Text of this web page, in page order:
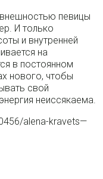
певицы
И только
и внутренней
на
в постоянном
нового, чтобы
свой
неиссякаема.
alena-kravets—